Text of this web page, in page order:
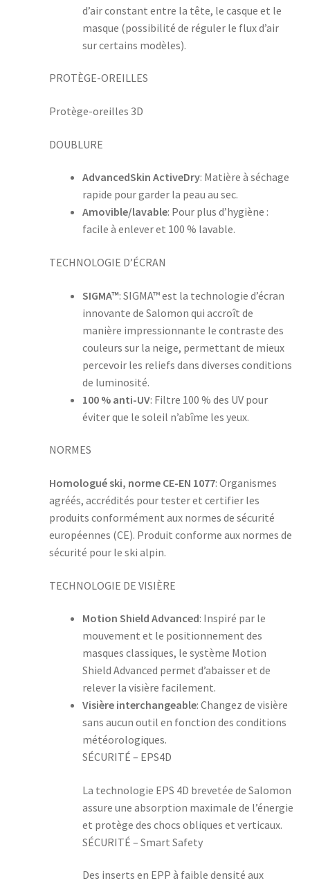
d’air constant entre la tête, le casque et le
masque (possibilité de réguler le flux d’air
sur certains modèles).
PROTÈGE-OREILLES
Protège-oreilles 3D
DOUBLURE
AdvancedSkin ActiveDry: Matière à séchage
rapide pour garder la peau au sec.
Amovible/lavable: Pour plus d’hygiène :
facile à enlever et 100 % lavable.
TECHNOLOGIE D’ÉCRAN
SIGMA™: SIGMA™ est la technologie d’écran
innovante de Salomon qui accroît de
manière impressionnante le contraste des
couleurs sur la neige, permettant de mieux
percevoir les reliefs dans diverses conditions
de luminosité.
100 % anti-UV: Filtre 100 % des UV pour
éviter que le soleil n’abîme les yeux.
NORMES
Homologué ski, norme CE-EN 1077: Organismes
agréés, accrédités pour tester et certifier les
produits conformément aux normes de sécurité
européennes (CE). Produit conforme aux normes de
sécurité pour le ski alpin.
TECHNOLOGIE DE VISIÈRE
Motion Shield Advanced: Inspiré par le
mouvement et le positionnement des
masques classiques, le système Motion
Shield Advanced permet d’abaisser et de
relever la visière facilement.
Visière interchangeable: Changez de visière
sans aucun outil en fonction des conditions
météorologiques.
SÉCURITÉ – EPS4D
La technologie EPS 4D brevetée de Salomon
assure une absorption maximale de l’énergie
et protège des chocs obliques et verticaux.
SÉCURITÉ – Smart Safety
Des inserts en EPP à faible densité aux